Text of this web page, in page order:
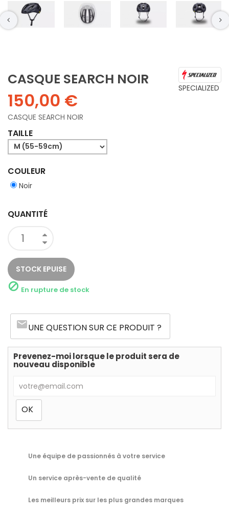
SPECIALIZED
CASQUE SEARCH NOIR
150,00 €
CASQUE SEARCH NOIR
TAILLE
COULEUR
Noir
QUANTITÉ
STOCK EPUISE
 En rupture de stock
emailUNE QUESTION SUR CE PRODUIT ?
Prevenez-moi lorsque le produit sera de
nouveau disponible
Une équipe de passionnés à votre service
Un service après-vente de qualité
Les meilleurs prix sur les plus grandes marques